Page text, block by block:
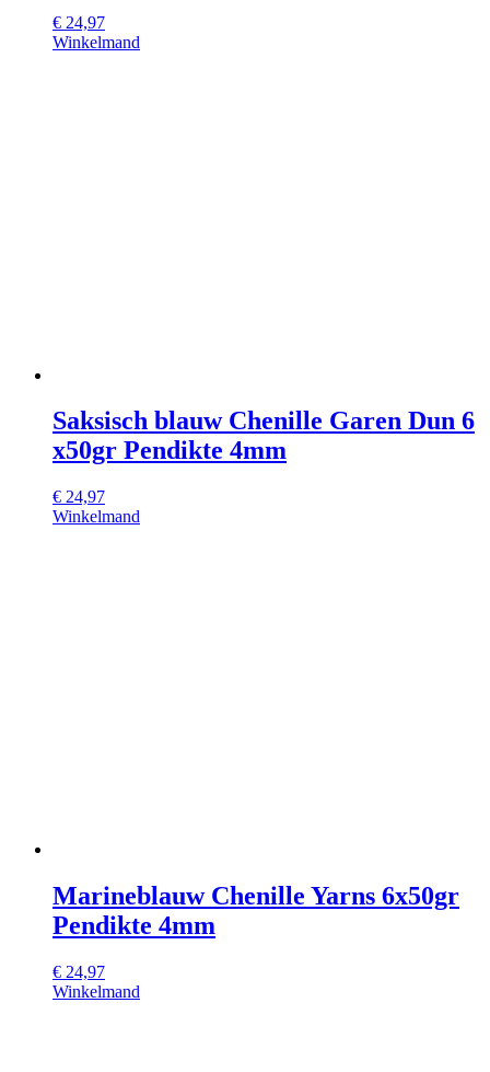
€ 24,97
Winkelmand
Saksisch blauw Chenille Garen Dun 6
x50gr Pendikte 4mm
€ 24,97
Winkelmand
Marineblauw Chenille Yarns 6x50gr
Pendikte 4mm
€ 24,97
Winkelmand